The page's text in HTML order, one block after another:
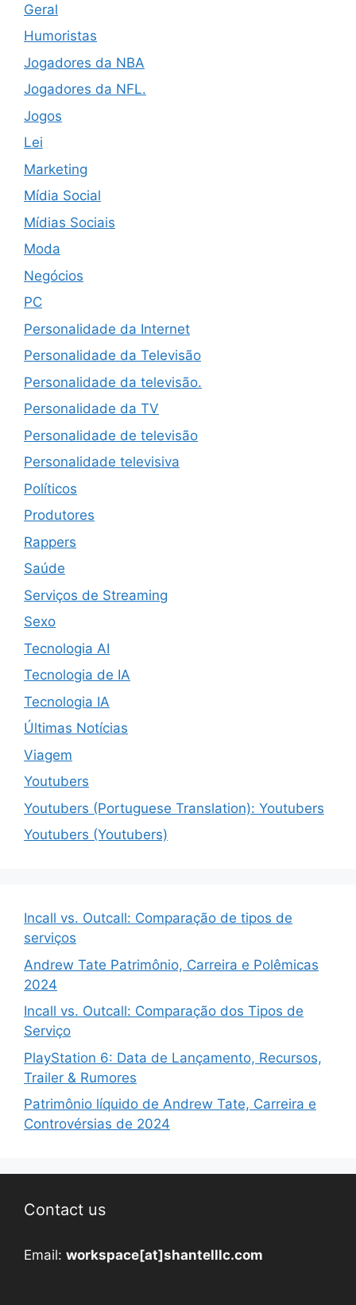
Geral
Humoristas
Jogadores da NBA
Jogadores da NFL.
Jogos
Lei
Marketing
Mídia Social
Mídias Sociais
Moda
Negócios
PC
Personalidade da Internet
Personalidade da Televisão
Personalidade da televisão.
Personalidade da TV
Personalidade de televisão
Personalidade televisiva
Políticos
Produtores
Rappers
Saúde
Serviços de Streaming
Sexo
Tecnologia AI
Tecnologia de IA
Tecnologia IA
Últimas Notícias
Viagem
Youtubers
Youtubers (Portuguese Translation): Youtubers
Youtubers (Youtubers)
Incall vs. Outcall: Comparação de tipos de
serviços
Andrew Tate Patrimônio, Carreira e Polêmicas
2024
Incall vs. Outcall: Comparação dos Tipos de
Serviço
PlayStation 6: Data de Lançamento, Recursos,
Trailer & Rumores
Patrimônio líquido de Andrew Tate, Carreira e
Controvérsias de 2024
Contact us
Email: workspace[at]shantelllc.com